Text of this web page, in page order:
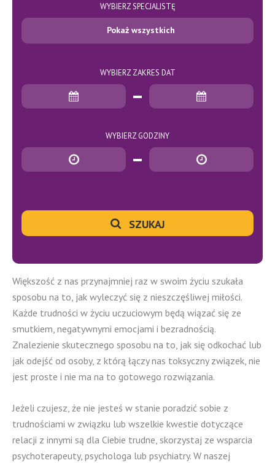
WYBIERZ SPECJALISTĘ
Pokaż wszystkich
WYBIERZ ZAKRES DAT
Data rozpoczęcia
Data zakończenia
WYBIERZ GODZINY
Godzina rozpoczęcia
Godzina zakończenia
SZUKAJ
Większość z nas przynajmniej raz w swoim życiu szukała
sposobu na to, jak wyleczyć się z nieszczęśliwej miłości.
Każde trudności w życiu uczuciowym będą wiązać się ze
smutkiem, negatywnymi emocjami i bezradnością.
Znalezienie skutecznego sposobu na to, jak się odkochać lub
jak odejść od osoby, z którą łączy nas toksyczny związek, nie
jest proste i nie ma na to gotowego rozwiązania.
Jeżeli czujesz, że nie jesteś w stanie poradzić sobie z
trudnościami w związku lub wszelkie kwestie dotyczące
relacji z innymi są dla Ciebie trudne, skorzystaj ze wsparcia
psychoterapeuty, psychologa lub psychiatry. W naszej